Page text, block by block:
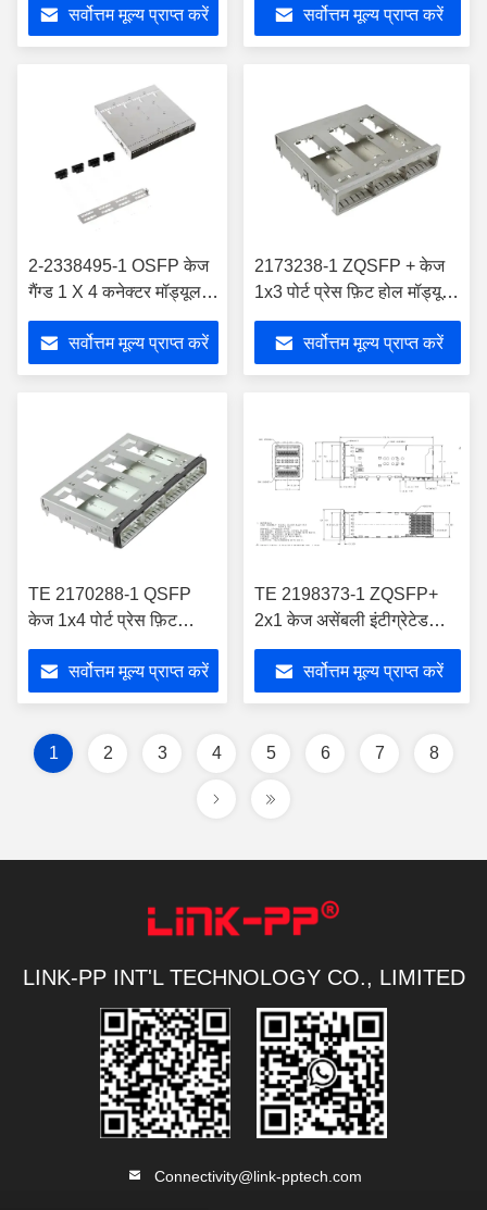
सर्वोत्तम मूल्य प्राप्त करें
सर्वोत्तम मूल्य प्राप्त करें
2-2338495-1 OSFP केज
गैंग्ड 1 X 4 कनेक्टर मॉड्यूलर
जैक लाइटपाइप ईएमआई
स्प्रिंग्स के साथ
सर्वोत्तम मूल्य प्राप्त करें
2173238-1 ZQSFP + केज
1x3 पोर्ट प्रेस फ़िट होल मॉड्यूलर
जैक के माध्यम से;
सर्वोत्तम मूल्य प्राप्त करें
TE 2170288-1 QSFP
केज 1x4 पोर्ट प्रेस फ़िट
इलास्टोमेरिक गैसकेट
सर्वोत्तम मूल्य प्राप्त करें
TE 2198373-1 ZQSFP+
2x1 केज असेंबली इंटीग्रेटेड
कनेक्टर इलास्टोमेरिक गैस्केट के
साथ
सर्वोत्तम मूल्य प्राप्त करें
1 2 3 4 5 6 7 8
LINK-PP INT'L TECHNOLOGY CO., LIMITED
Connectivity@link-pptech.com